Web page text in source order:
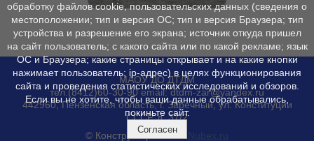
МАОУ ДО ДТДМ
тел.(8412)60-30-90 email: dtdm-zar@yandex.ru
442960, Пензенская область, г. Заречный, ул. Конституции
СССР, д. 37/2
© Конструктор сайтов
обработку файлов cookie, пользовательских данных (сведения о
местоположении; тип и версия ОС; тип и версия Браузера; тип
устройства и разрешение его экрана; источник откуда пришел
на сайт пользователь; с какого сайта или по какой рекламе; язык
ОС и Браузера; какие страницы открывает и на какие кнопки
нажимает пользователь; ip-адрес) в целях функционирования
сайта и проведения статистических исследований и обзоров.
Если вы не хотите, чтобы ваши данные обрабатывались,
покиньте сайт.
Согласен